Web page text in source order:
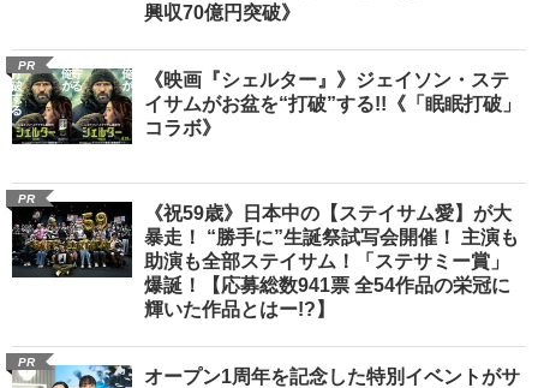
興収70億円突破》
PR
《映画『シェルター』》ジェイソン・ステ
イサムがお盆を“打破”する!!《「眠眠打破」
コラボ》
PR
《祝59歳》日本中の【ステイサム愛】が大
暴走！ “勝手に”生誕祭試写会開催！ 主演も
助演も全部ステイサム！「ステサミー賞」
爆誕！【応募総数941票 全54作品の栄冠に
輝いた作品とはー!?】
PR
オープン1周年を記念した特別イベントがサ